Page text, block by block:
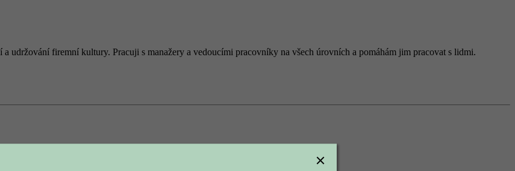
udržování firemní kultury. Pracuji s manažery a vedoucími pracovníky na všech úrovních a pomáhám jim pracovat s lidmi.